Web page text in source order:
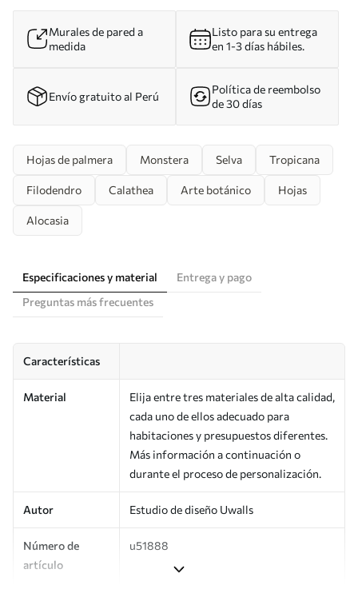
Murales de pared a
medida
Listo para su entrega
en 1-3 días hábiles.
Envío gratuito al Perú
Política de reembolso
de 30 días
Hojas de palmera Monstera Selva Tropicana
Filodendro Calathea Arte botánico Hojas
Alocasia
Especificaciones y material
Entrega y pago
Preguntas más frecuentes
Características
Material
Elija entre tres materiales de alta calidad,
cada uno de ellos adecuado para
habitaciones y presupuestos diferentes.
Más información a continuación o
durante el proceso de personalización.
Autor Estudio de diseño Uwalls
Número de
artículo
u51888